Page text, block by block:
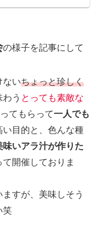
の様子を記事にして
ないちょっと珍しく
う とっても素敵な
てもらって一人でも
い目的と、色んな種
いアラ汁が作りた
開催しておりま
すが、美味しそう
笑